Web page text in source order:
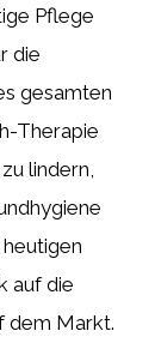
Pflege
die
gesamten
Therapie
lindern,
auf die
dem Markt.